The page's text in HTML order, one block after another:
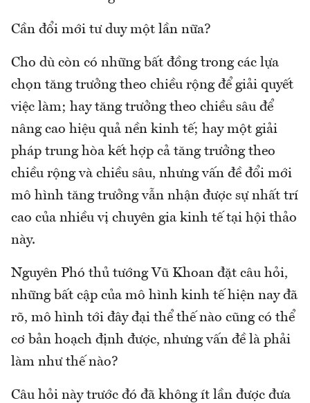
Cần đổi mới tư duy một lần nữa?
Cho dù còn có những bất đồng trong các lựa
chọn tăng trưởng theo chiều rộng để giải quyết
việc làm; hay tăng trưởng theo chiều sâu để
nâng cao hiệu quả nền kinh tế; hay một giải
pháp trung hòa kết hợp cả tăng trưởng theo
chiều rộng và chiều sâu, nhưng vấn đề đổi mới
mô hình tăng trưởng vẫn nhận được sự nhất trí
cao của nhiều vị chuyên gia kinh tế tại hội thảo
này.
Nguyên Phó thủ tướng Vũ Khoan đặt câu hỏi,
những bất cập của mô hình kinh tế hiện nay đã
rõ, mô hình tới đây đại thể thế nào cũng có thể
cơ bản hoạch định được, nhưng vấn đề là phải
làm như thế nào?
Câu hỏi này trước đó đã không ít lần được đưa